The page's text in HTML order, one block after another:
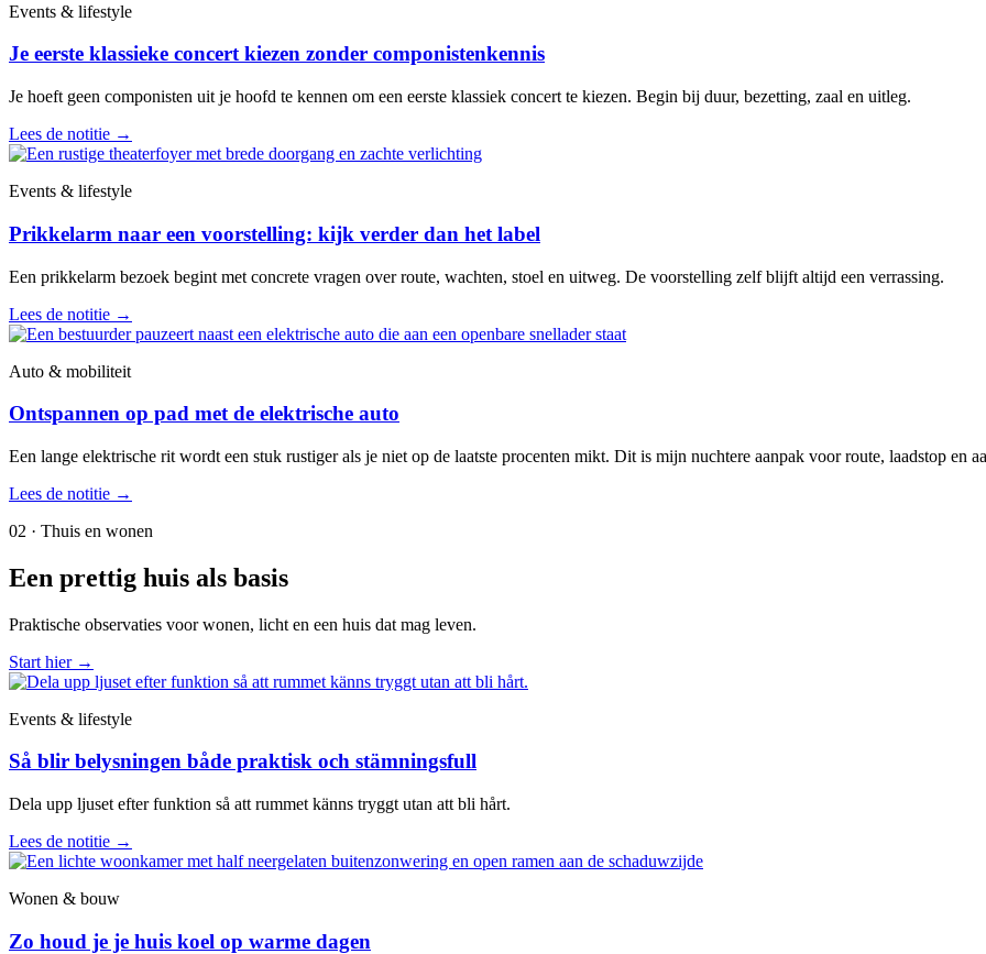
Events & lifestyle
Je eerste klassieke concert kiezen zonder componistenkennis
Je hoeft geen componisten uit je hoofd te kennen om een eerste klassiek concert te kiezen. Begin bij duur, bezetting, zaal en uitleg.
Lees de notitie →
Events & lifestyle
Prikkelarm naar een voorstelling: kijk verder dan het label
Een prikkelarm bezoek begint met concrete vragen over route, wachten, stoel en uitweg. De voorstelling zelf blijft altijd een verrassing.
Lees de notitie →
Auto & mobiliteit
Ontspannen op pad met de elektrische auto
Een lange elektrische rit wordt een stuk rustiger als je niet op de laatste procenten mikt. Dit is mijn nuchtere aanpak voor route, laadstop en
Lees de notitie →
02 · Thuis en wonen
Een prettig huis als basis
Praktische observaties voor wonen, licht en een huis dat mag leven.
Start hier →
Events & lifestyle
Så blir belysningen både praktisk och stämningsfull
Dela upp ljuset efter funktion så att rummet känns tryggt utan att bli hårt.
Lees de notitie →
Wonen & bouw
Zo houd je je huis koel op warme dagen